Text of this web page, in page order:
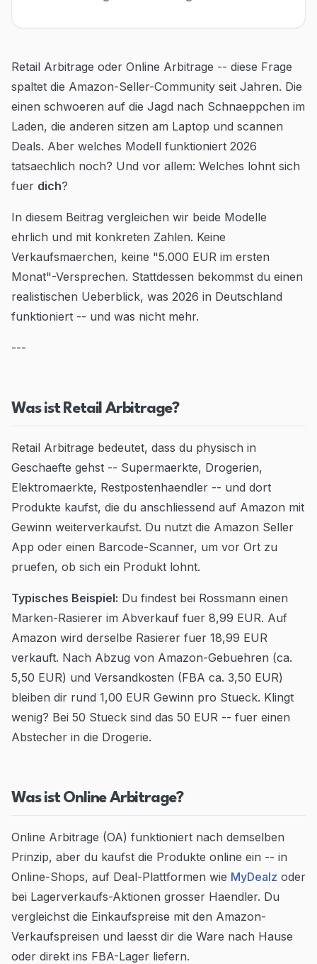
Go to Dashboard
Retail Arbitrage oder Online Arbitrage -- diese Frage
spaltet die Amazon-Seller-Community seit Jahren. Die
einen schwoeren auf die Jagd nach Schnaeppchen im
Laden, die anderen sitzen am Laptop und scannen
Deals. Aber welches Modell funktioniert 2026
tatsaechlich noch? Und vor allem: Welches lohnt sich
fuer dich?
In diesem Beitrag vergleichen wir beide Modelle
ehrlich und mit konkreten Zahlen. Keine
Verkaufsmaerchen, keine "5.000 EUR im ersten
Monat"-Versprechen. Stattdessen bekommst du einen
realistischen Ueberblick, was 2026 in Deutschland
funktioniert -- und was nicht mehr.
---
Was ist Retail Arbitrage?
Retail Arbitrage bedeutet, dass du physisch in
Geschaefte gehst -- Supermaerkte, Drogerien,
Elektromaerkte, Restpostenhaendler -- und dort
Produkte kaufst, die du anschliessend auf Amazon mit
Gewinn weiterverkaufst. Du nutzt die Amazon Seller
App oder einen Barcode-Scanner, um vor Ort zu
pruefen, ob sich ein Produkt lohnt.
Typisches Beispiel: Du findest bei Rossmann einen
Marken-Rasierer im Abverkauf fuer 8,99 EUR. Auf
Amazon wird derselbe Rasierer fuer 18,99 EUR
verkauft. Nach Abzug von Amazon-Gebuehren (ca.
5,50 EUR) und Versandkosten (FBA ca. 3,50 EUR)
bleiben dir rund 1,00 EUR Gewinn pro Stueck. Klingt
wenig? Bei 50 Stueck sind das 50 EUR -- fuer einen
Abstecher in die Drogerie.
Was ist Online Arbitrage?
Online Arbitrage (OA) funktioniert nach demselben
Prinzip, aber du kaufst die Produkte online ein -- in
Online-Shops, auf Deal-Plattformen wie MyDealz oder
bei Lagerverkaufs-Aktionen grosser Haendler. Du
vergleichst die Einkaufspreise mit den Amazon-
Verkaufspreisen und laesst dir die Ware nach Hause
oder direkt ins FBA-Lager liefern.